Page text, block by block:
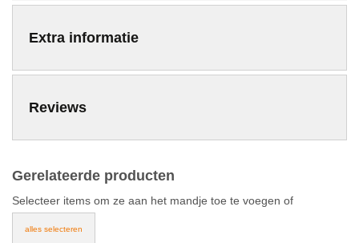
Extra informatie
Reviews
Gerelateerde producten
Selecteer items om ze aan het mandje toe te voegen of
alles selecteren